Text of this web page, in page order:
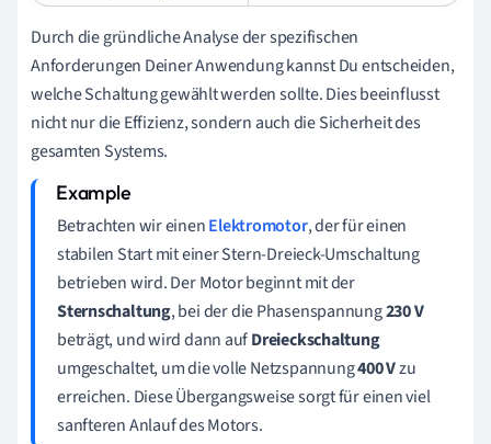
Durch die gründliche Analyse der spezifischen
Anforderungen Deiner Anwendung kannst Du entscheiden,
welche Schaltung gewählt werden sollte. Dies beeinflusst
nicht nur die Effizienz, sondern auch die Sicherheit des
gesamten Systems.
Betrachten wir einenElektromotor, der für einen
stabilen Start mit einer Stern-Dreieck-Umschaltung
betrieben wird. Der Motor beginnt mit der
Sternschaltung, bei der die Phasenspannung230 V
beträgt, und wird dann aufDreieckschaltung
umgeschaltet, um die volle Netzspannung400 Vzu
erreichen. Diese Übergangsweise sorgt für einen viel
sanfteren Anlauf des Motors.